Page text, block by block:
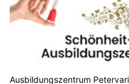
Ausbildungszentrum